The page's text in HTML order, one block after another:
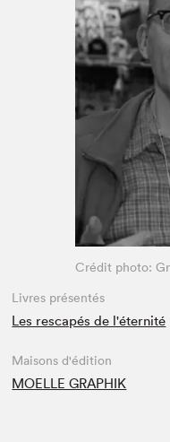
Espace médias
Crédit photo:
Livres présentés
Les rescapés de l'éternité
Maisons d'édition
MOELLE GRAPHIK